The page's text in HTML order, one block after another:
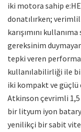
iki motora sahip
donatılırken;
karışımını
gereksinim
tepki veren
kullanılabilirliği ile
iki kompakt ve
Atkinson çevrimli
bir lityum iyon
yenilikçi bir sabit